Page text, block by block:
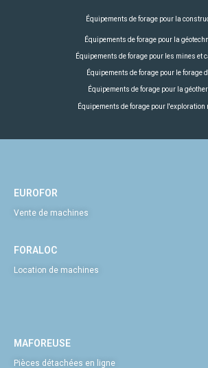
Équipements de forage pour la
Équipements de forage pour la
Équipements de forage pour les mines et
Équipements de forage pour le forage
Équipements de forage pour la
Équipements de forage pour l'exploration
EUROFOR
Vente de machines
FORALOC
Location de machines
MAFOREUSE
Pièces détachées en ligne